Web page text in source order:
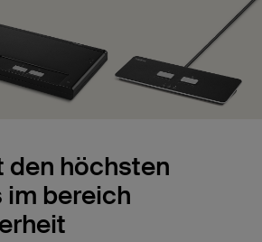
den höchsten
bereich